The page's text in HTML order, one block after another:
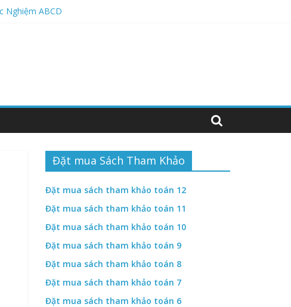
Nghiệm ABCD
nghiệm abcd
Đặt mua Sách Tham Khảo
Đặt mua sách tham khảo toán 12
Đặt mua sách tham khảo toán 11
Đặt mua sách tham khảo toán 10
Đặt mua sách tham khảo toán 9
Đặt mua sách tham khảo toán 8
Đặt mua sách tham khảo toán 7
Đặt mua sách tham khảo toán 6